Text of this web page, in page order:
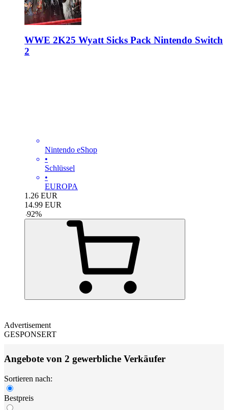
WWE 2K25 Wyatt Sicks Pack Nintendo Switch
2
Nintendo eShop
•
Schlüssel
•
EUROPA
1.26 EUR
14.99 EUR
-92%
Advertisement
GESPONSERT
Angebote von 2 gewerbliche Verkäufer
Sortieren nach:
Bestpreis